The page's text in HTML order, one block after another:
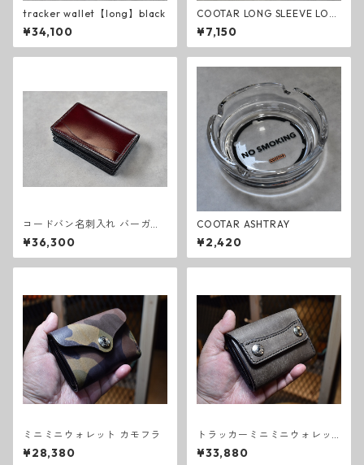
tracker wallet【long】black
¥34,100
COOTAR LONG SLEEVE LOG
O T-SHIRT
¥7,150
コードバン名刺入れ バーガン
ディ
¥36,300
COOTAR ASHTRAY
¥2,420
ミニミニウォレット カモフラ
¥28,380
トラッカーミニミニウォレッ
ト スクラッチ グレー
¥33,880